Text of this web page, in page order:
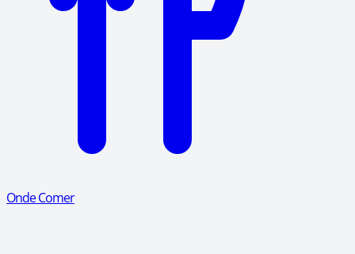
Onde Comer